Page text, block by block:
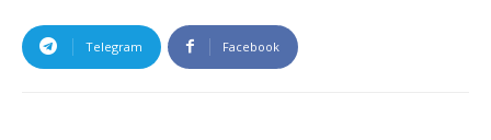
Telegram Facebook